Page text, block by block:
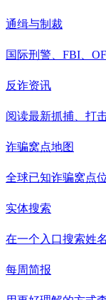
通缉与制裁
国际刑警、FBI、
反诈资讯
阅读最新抓捕、打
诈骗窝点地图
全球已知诈骗窝点
实体搜索
在一个入口搜索姓
每周简报